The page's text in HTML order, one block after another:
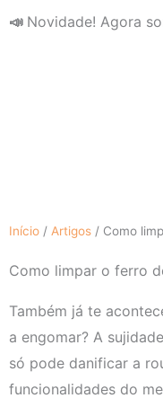
Skip
📣 Novidade! Agora
Início / Artigos / Como
Como limpar o ferro
Também já te
a engomar? A
só pode danificar a
funcionalidades do